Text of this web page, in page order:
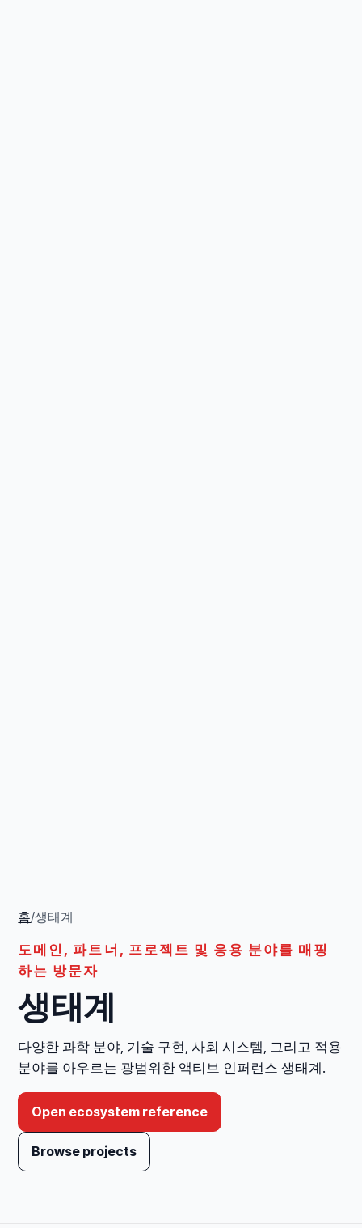
홈/생태계
도메인, 파트너, 프로젝트 및 응용 분야를 매핑
하는 방문자
생태계
다양한 과학 분야, 기술 구현, 사회 시스템, 그리고 적용
분야를 아우르는 광범위한 액티브 인퍼런스 생태계.
Open ecosystem reference
Browse projects